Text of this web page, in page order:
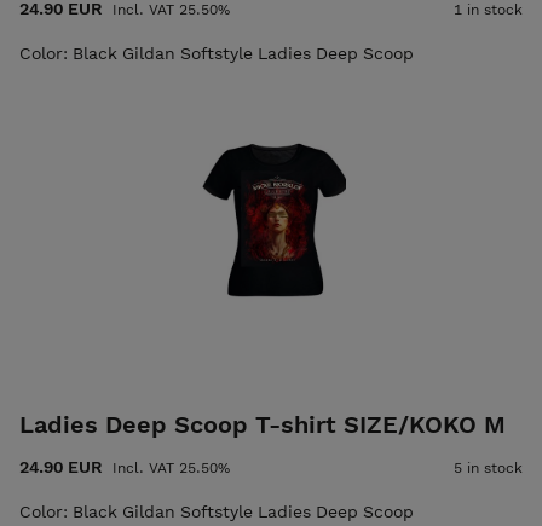
24.90 EUR Incl. VAT 25.50% 1 in stock
Color: Black Gildan Softstyle Ladies Deep Scoop
Ladies Deep Scoop T-shirt SIZE/KOKO M
24.90 EUR Incl. VAT 25.50% 5 in stock
Color: Black Gildan Softstyle Ladies Deep Scoop